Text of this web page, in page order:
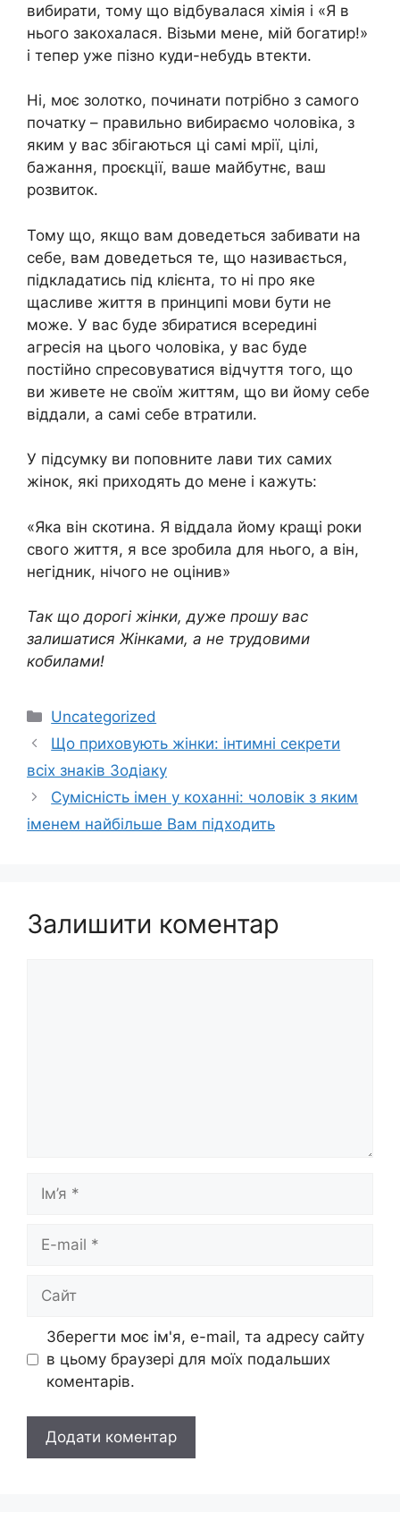
вибирати, тому що відбувалася хімія і «Я в
нього закохалася. Візьми мене, мій богатир!»
і тепер уже пізно куди-небудь втекти.
Ні, моє золотко, починати потрібно з самого
початку – правильно вибираємо чоловіка, з
яким у вас збігаються ці самі мрії, цілі,
бажання, проєкції, ваше майбутнє, ваш
розвиток.
Тому що, якщо вам доведеться забивати на
себе, вам доведеться те, що називається,
підкладатись під клієнта, то ні про яке
щасливе життя в принципі мови бути не
може. У вас буде збиратися всередині
агресія на цього чоловіка, у вас буде
постійно спресовуватися відчуття того, що
ви живете не своїм життям, що ви йому себе
віддали, а самі себе втратили.
У підсумку ви поповните лави тих самих
жінок, які приходять до мене і кажуть:
«Яка він скотина. Я віддала йому кращі роки
свого життя, я все зробила для нього, а він,
негідник, нічого не оцінив»
Так що дорогі жінки, дуже прошу вас
залишатися Жінками, а не трудовими
кобилами!
Категорії
Uncategorized
Що приховують жінки: інтимні секрети
всіх знаків Зодіаку
Сумісність імен у коханні: чоловік з яким
іменем найбільше Вам підходить
Залишити коментар
Ім’я
Сайт
Зберегти моє ім'я, e-mail, та адресу сайту
в цьому браузері для моїх подальших
коментарів.